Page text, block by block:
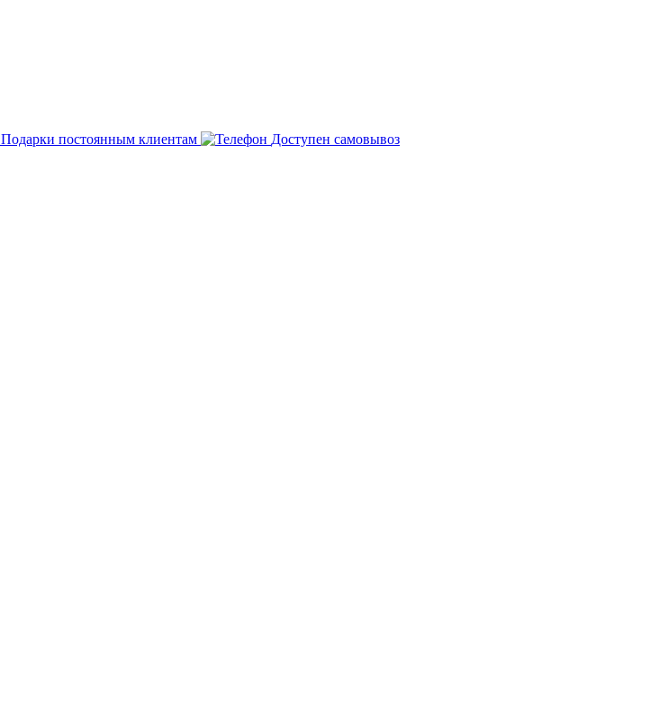
Подарки постоянным клиентам Доступен самовывоз